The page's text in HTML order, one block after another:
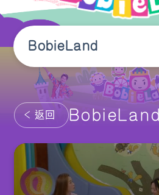
BobieLand
返回 BobieLand